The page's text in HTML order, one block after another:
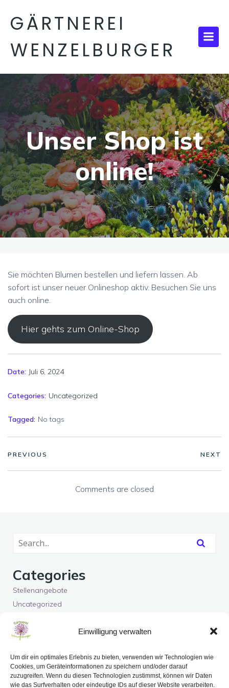
Einwilligung verwalten
Um dir ein optimales Erlebnis zu bieten, verwenden wir Technologien wie
Cookies, um Geräteinformationen zu speichern und/oder darauf
zuzugreifen. Wenn du diesen Technologien zustimmst, können wir Daten
wie das Surfverhalten oder eindeutige IDs auf dieser Website verarbeiten.
GÄRTNEREI
WENZELBURGER
Unser Shop ist
online!
Sie möchten Blumen bestellen und liefern lassen. Ab
sofort ist unser neuer Onlineshop aktiv. Besuchen Sie uns
auch online.
Hier gehts zum Online-Shop
Date: Juli 6, 2024
Categories: Uncategorized
Tagged: No tags
PREVIOUS NEXT
Comments are closed
Categories
Stellenangebote
Uncategorized
Latest Comments